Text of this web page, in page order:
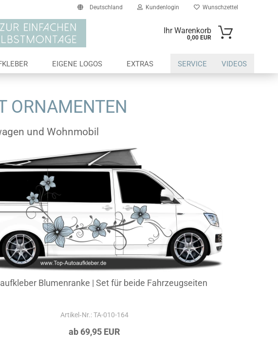
Deutschland Kundenlogin
Konto erstellen
Passwort vergessen?
Wunschzettel
Ihr Warenkorb
0,00 EUR
EIGENE LOGOS EXTRAS SERVICE VIDEOS
ORNAMENTEN
und Wohnmobil
Blumenranke | Set für beide Fahrzeugseiten
Artikel‑Nr.: TA-010-164
ab 69,95 EUR